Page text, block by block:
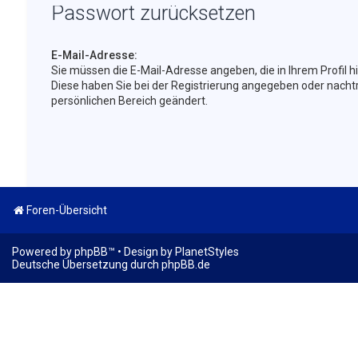
Passwort zurücksetzen
E-Mail-Adresse:
Sie müssen die E-Mail-Adresse angeben, die in Ihrem Profil
Diese haben Sie bei der Registrierung angegeben oder
persönlichen Bereich geändert.
Foren-Übersicht
Powered byphpBB™ • Design by PlanetStyles
Deutsche Übersetzung durch phpBB.de